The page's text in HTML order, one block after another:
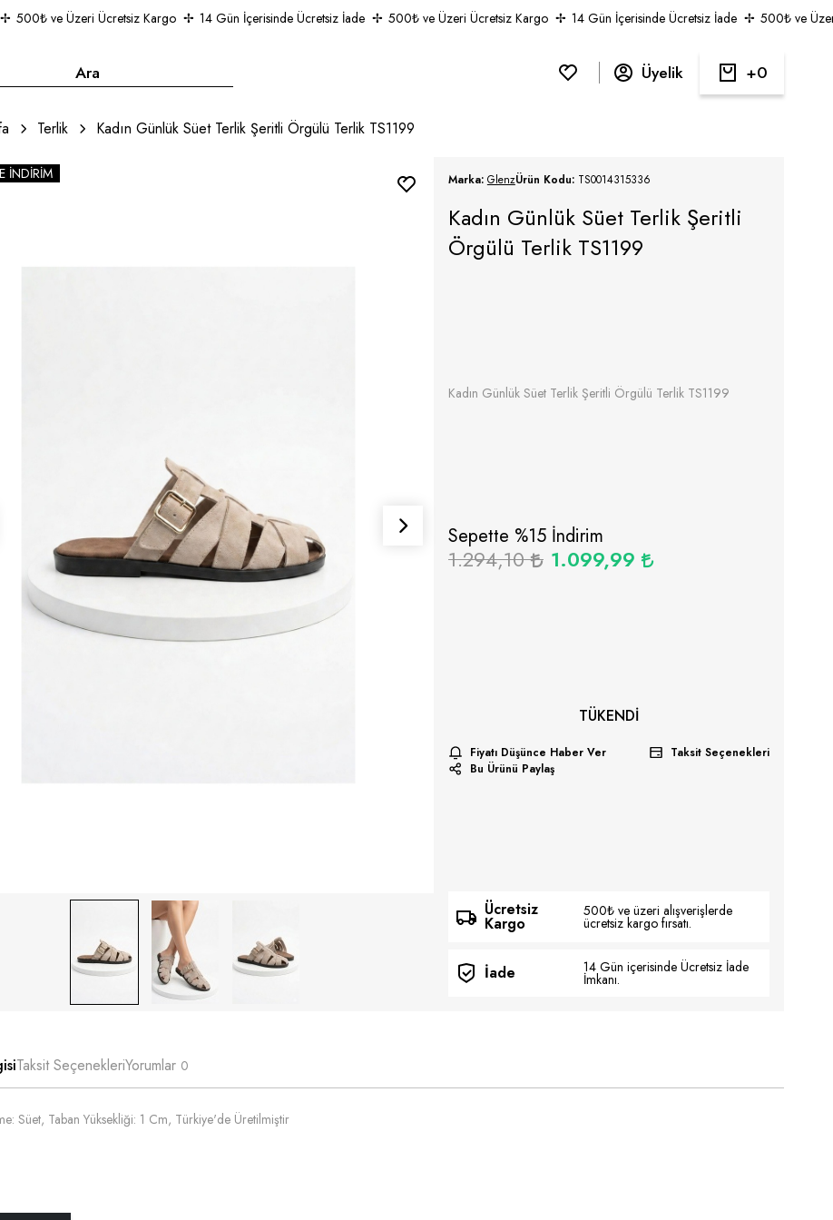
500₺ ve Üzeri Ücretsiz Kargo 14 Gün İçerisinde Ücretsiz İade 500₺ ve Üzeri Ücretsiz Kargo 14 Gün İçerisinde Ücretsiz İade 500₺ ve Üzeri
Üyelik 0
Terlik Kadın Günlük Süet Terlik Şeritli Örgülü Terlik TS1199
İNDIRIM Marka: GlenzÜrün Kodu: TS0014315336
Kadın Günlük Süet Terlik Şeritli
Örgülü Terlik TS1199
Kadın Günlük Süet Terlik Şeritli Örgülü Terlik TS1199
Sepette %15İndirim
1.294,10 1.099,99
TÜKENDI
Fiyatı Düşünce Haber Ver
Taksit Seçenekleri
Bu Ürünü Paylaş
Ücretsiz
Kargo
500₺ ve üzeri alışverişlerde
ücretsiz kargo fırsatı.
İade 14 Gün içerisinde Ücretsiz İade
İmkanı.
Taksit SeçenekleriYorumlar 0
Süet, Taban Yüksekliği: 1 Cm, Türkiye'de Üretilmiştir